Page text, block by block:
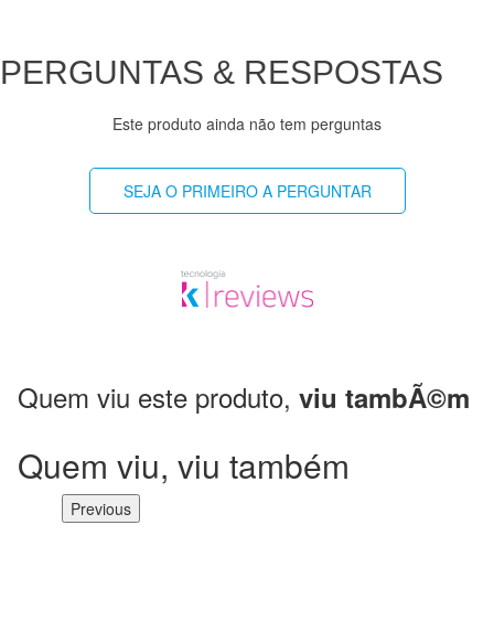
PERGUNTAS & RESPOSTAS
Este produto ainda não tem perguntas
SEJA O PRIMEIRO A PERGUNTAR
Quem viu este produto, viu tambÃ©m
Quem viu, viu também
Previous